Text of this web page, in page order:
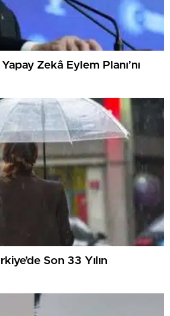
Zekâ Eylem Planı’nı
Son 33 Yılın